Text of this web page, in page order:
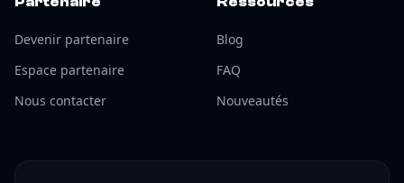
Devenir partenaire
Espace partenaire
Nous contacter
Blog
FAQ
Nouveautés